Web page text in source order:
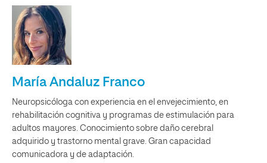
María Andaluz Franco
Neuropsicóloga con experiencia en el envejecimiento, en
rehabilitación cognitiva y programas de estimulación para
adultos mayores. Conocimiento sobre daño cerebral
adquirido y trastorno mental grave. Gran capacidad
comunicadora y de adaptación.